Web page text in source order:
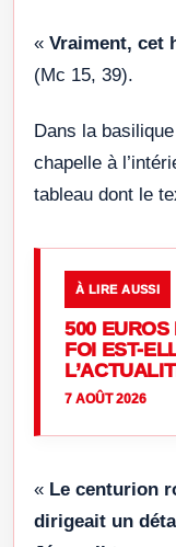
« Vraiment, cet
(Mc 15, 39).
Dans la
chapelle à
tableau dont le
À LIRE AUSSI
500
FOI EST-
7 AOÛT 2026
« Le centurion
dirigeait un